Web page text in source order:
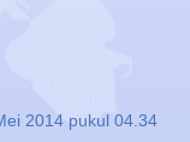
2014 pukul 04.34